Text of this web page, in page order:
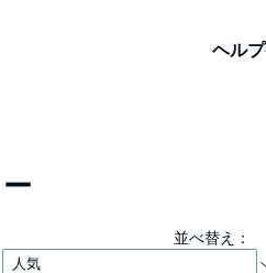
ヘルプ
並べ替え：